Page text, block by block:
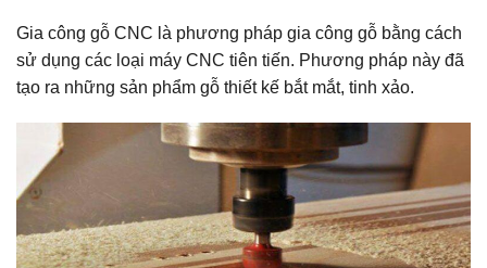
Gia công gỗ CNC là phương pháp gia công gỗ bằng cách
sử dụng các loại máy CNC tiên tiến. Phương pháp này đã
tạo ra những sản phẩm gỗ thiết kế bắt mắt, tinh xảo.